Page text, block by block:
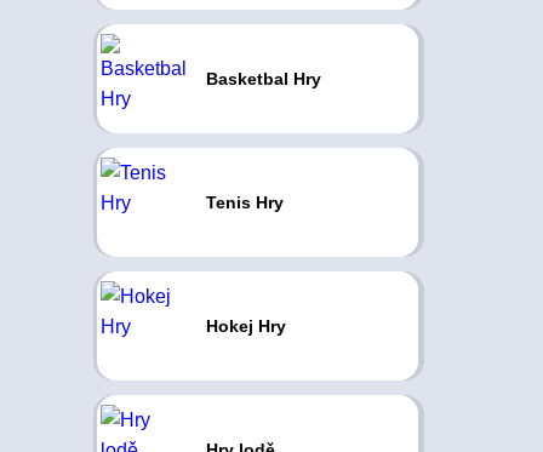
Basketbal Hry
Tenis Hry
Hokej Hry